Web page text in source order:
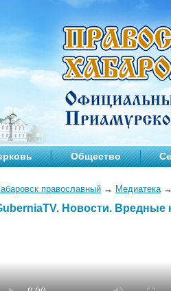
Общество
православный → Медиатека →
Новости. Вредные